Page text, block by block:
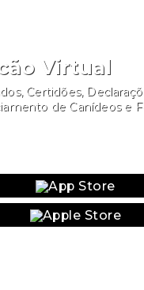
Virtual
Certidões,
de Canídeos e